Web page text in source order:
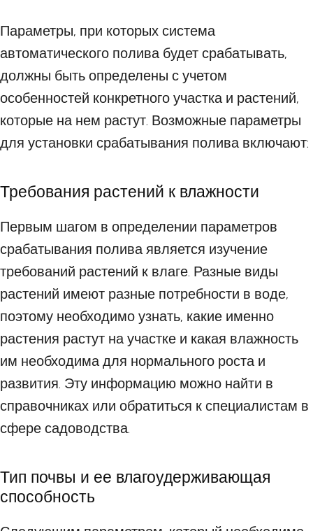
Параметры, при которых система
автоматического полива будет срабатывать,
должны быть определены с учетом
особенностей конкретного участка и растений,
которые на нем растут. Возможные параметры
для установки срабатывания полива включают:
Требования растений к влажности
Первым шагом в определении параметров
срабатывания полива является изучение
требований растений к влаге. Разные виды
растений имеют разные потребности в воде,
поэтому необходимо узнать, какие именно
растения растут на участке и какая влажность
им необходима для нормального роста и
развития. Эту информацию можно найти в
справочниках или обратиться к специалистам в
сфере садоводства.
Тип почвы и ее влагоудерживающая
способность